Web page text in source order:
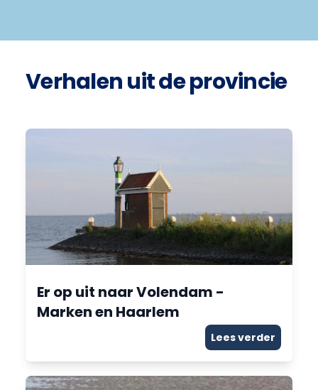
Verhalen uit de provincie
Er op uit naar Volendam -
Marken en Haarlem
Lees verder